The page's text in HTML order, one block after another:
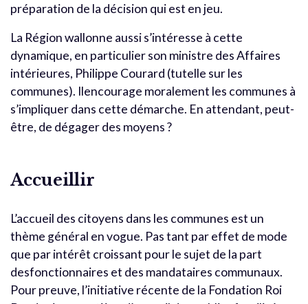
préparation de la décision qui est en jeu.
La Région wallonne aussi s’intéresse à cette
dynamique, en particulier son ministre des Affaires
intérieures, Philippe Courard (tutelle sur les
communes). Ilencourage moralement les communes à
s’impliquer dans cette démarche. En attendant, peut-
être, de dégager des moyens ?
Accueillir
L’accueil des citoyens dans les communes est un
thème général en vogue. Pas tant par effet de mode
que par intérêt croissant pour le sujet de la part
desfonctionnaires et des mandataires communaux.
Pour preuve, l’initiative récente de la Fondation Roi